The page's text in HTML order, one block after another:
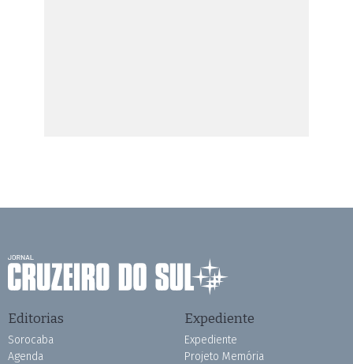
Editorias
Sorocaba
Agenda
Expediente
Expediente
Projeto Memória